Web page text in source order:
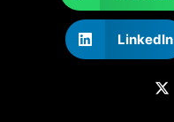
LinkedIn